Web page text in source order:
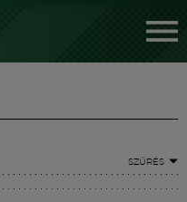
SZŰRÉS